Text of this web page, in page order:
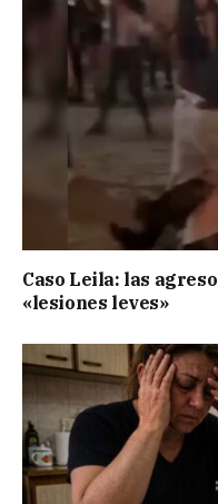
Caso Leila: las
«lesiones leves»